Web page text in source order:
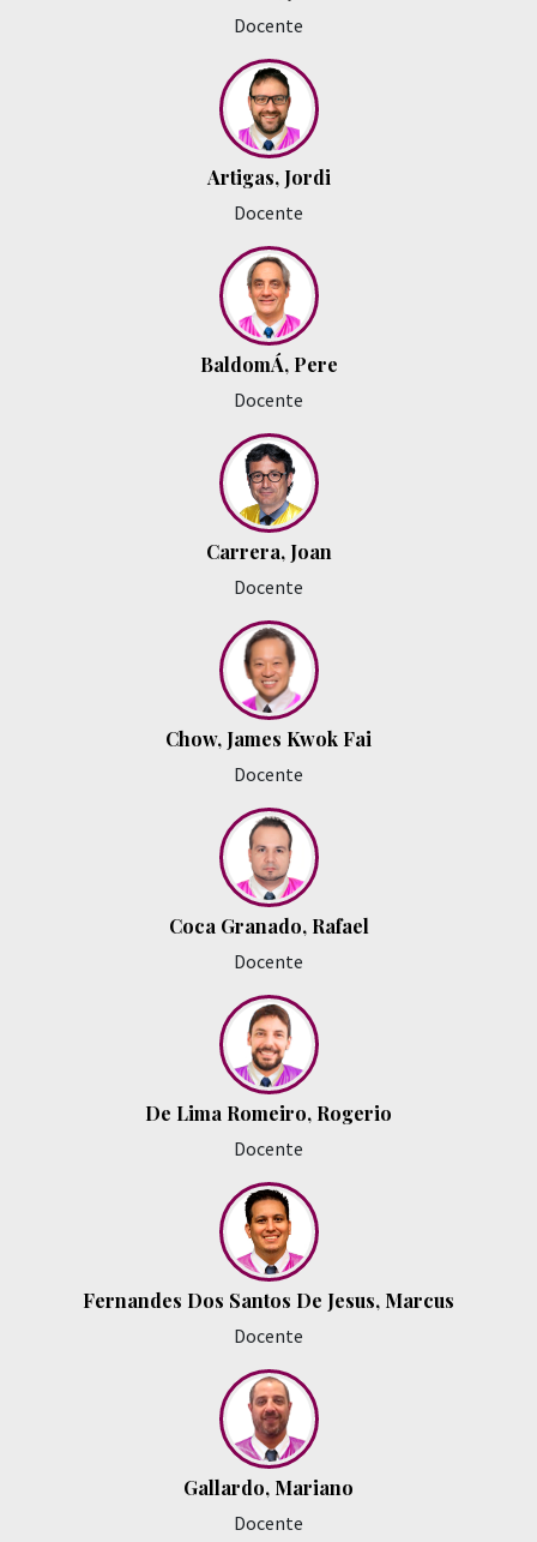
Docente
Artigas, Jordi
Docente
BaldomÁ, Pere
Docente
Carrera, Joan
Docente
Chow, James Kwok Fai
Docente
Coca Granado, Rafael
Docente
De Lima Romeiro, Rogerio
Docente
Fernandes Dos Santos De Jesus, Marcus
Docente
Gallardo, Mariano
Docente